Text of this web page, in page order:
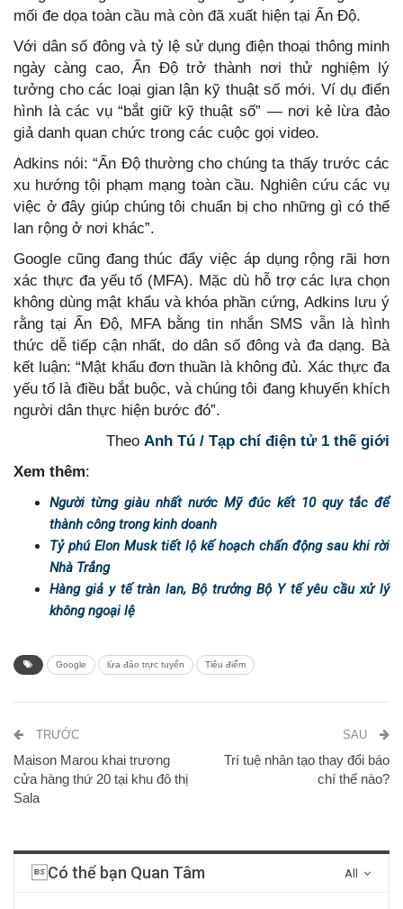
mối đe dọa toàn cầu mà còn đã xuất hiện tại Ấn Độ.
Với dân số đông và tỷ lệ sử dụng điện thoại thông minh
ngày càng cao, Ấn Độ trở thành nơi thử nghiệm lý
tưởng cho các loại gian lận kỹ thuật số mới. Ví dụ điển
hình là các vụ “bắt giữ kỹ thuật số” — nơi kẻ lừa đảo
giả danh quan chức trong các cuộc gọi video.
Adkins nói: “Ấn Độ thường cho chúng ta thấy trước các
xu hướng tội phạm mạng toàn cầu. Nghiên cứu các vụ
việc ở đây giúp chúng tôi chuẩn bị cho những gì có thể
lan rộng ở nơi khác”.
Google cũng đang thúc đẩy việc áp dụng rộng rãi hơn
xác thực đa yếu tố (MFA). Mặc dù hỗ trợ các lựa chọn
không dùng mật khẩu và khóa phần cứng, Adkins lưu ý
rằng tại Ấn Độ, MFA bằng tin nhắn SMS vẫn là hình
thức dễ tiếp cận nhất, do dân số đông và đa dạng. Bà
kết luận: “Mật khẩu đơn thuần là không đủ. Xác thực đa
yếu tố là điều bắt buộc, và chúng tôi đang khuyến khích
người dân thực hiện bước đó”.
Theo Anh Tú / Tạp chí điện tử 1 thế giới
Xem thêm:
Người từng giàu nhất nước Mỹ đúc kết 10 quy tắc để
thành công trong kinh doanh
Tỷ phú Elon Musk tiết lộ kế hoạch chấn động sau khi rời
Nhà Trắng
Hàng giả y tế tràn lan, Bộ trưởng Bộ Y tế yêu cầu xử lý
không ngoại lệ
Google lừa đảo trực tuyến Tiêu điểm
TRƯỚC
Maison Marou khai trương
cửa hàng thứ 20 tại khu đô thị
Sala
SAU
Trí tuệ nhân tạo thay đổi báo
chí thế nào?
All
Có thể bạn Quan Tâm